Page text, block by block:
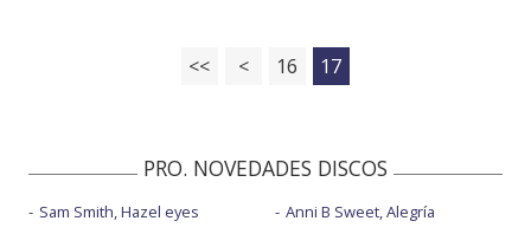
<< < 16 17
PRO. NOVEDADES DISCOS
Sam Smith, Hazel eyes
Anni B Sweet, Alegría